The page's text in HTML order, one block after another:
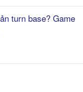
turn base? Game